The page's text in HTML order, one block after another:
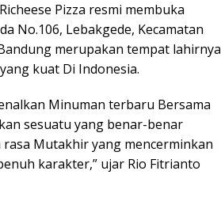
Pizza resmi membuka
No.106, Lebakgede, Kecamatan
merupakan tempat lahirnya
kuat Di Indonesia.
Minuman terbaru Bersama
sesuatu yang benar-benar
Mutakhir yang mencerminkan
karakter,” ujar Rio Fitrianto